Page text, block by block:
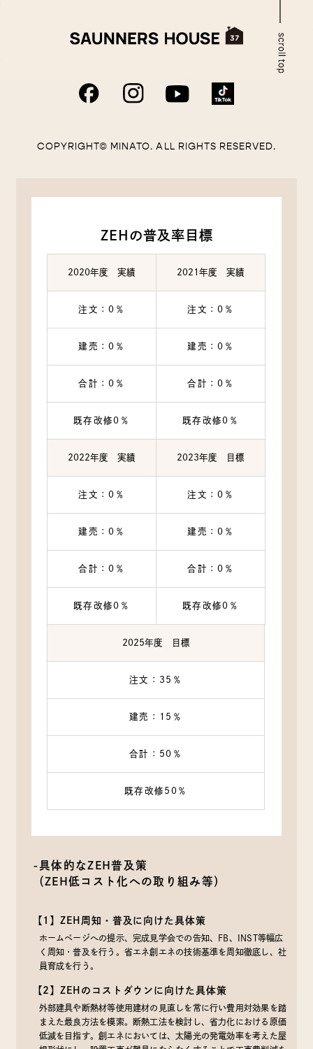
COPYRIGHT© MINATO. ALL RIGHTS RESERVED.
ZEHの普及率目標
2020年度 実績 2021年度 実績
注文：0％ 注文：0％
建売：0％ 建売：0％
合計：0％ 合計：0％
既存改修0％ 既存改修0％
2022年度 実績 2023年度 目標
注文：0％ 注文：0％
建売：0％ 建売：0％
合計：0％ 合計：0％
既存改修0％ 既存改修0％
2025年度 目標
注文：35％
建売：15％
合計：50％
既存改修50％
-具体的なZEH普及策
（ZEH低コスト化への取り組み等）
【1】ZEH周知・普及に向けた具体策
ホームページへの提示、完成見学会での告知、FB、INST等幅広
く周知・普及を行う。省エネ創エネの技術基準を周知徹底し、社
員育成を行う。
【2】ZEHのコストダウンに向けた具体策
外部建具や断熱材等使用建材の見直しを常に行い費用対効果を踏
まえた最良方法を模索。断熱工法を検討し、省力化における原価
低減を目指す。創エネにおいては、太陽光の発電効率を考えた屋